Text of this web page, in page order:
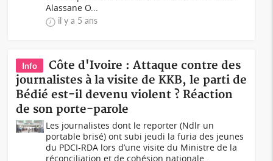
Alassane O...
il y a 5 ans
Info
Côte d'Ivoire : Attaque contre des
journalistes à la visite de KKB, le parti de
Bédié est-il devenu violent ? Réaction
de son porte-parole
Les journalistes dont le reporter (Ndlr un
portable brisé) ont subi jeudi la furia des jeunes
du PDCI-RDA lors d’une visite du Ministre de la
réconciliation et de cohésion nationale,